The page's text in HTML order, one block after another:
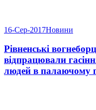
16-Сер-2017Новини
Рівненські
відпрацювали
людей в палаючому